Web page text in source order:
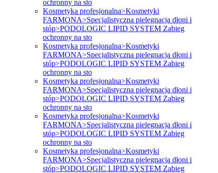
ochronny na sto
Kosmetyka profesjonalna>Kosmetyki
FARMONA>Specjalistyczna pielęgnacja dłoni i
stóp>PODOLOGIC LIPID SYSTEM Zabieg
ochronny na sto
Kosmetyka profesjonalna>Kosmetyki
FARMONA>Specjalistyczna pielęgnacja dłoni i
stóp>PODOLOGIC LIPID SYSTEM Zabieg
ochronny na sto
Kosmetyka profesjonalna>Kosmetyki
FARMONA>Specjalistyczna pielęgnacja dłoni i
stóp>PODOLOGIC LIPID SYSTEM Zabieg
ochronny na sto
Kosmetyka profesjonalna>Kosmetyki
FARMONA>Specjalistyczna pielęgnacja dłoni i
stóp>PODOLOGIC LIPID SYSTEM Zabieg
ochronny na sto
Kosmetyka profesjonalna>Kosmetyki
FARMONA>Specjalistyczna pielęgnacja dłoni i
stóp>PODOLOGIC LIPID SYSTEM Zabieg